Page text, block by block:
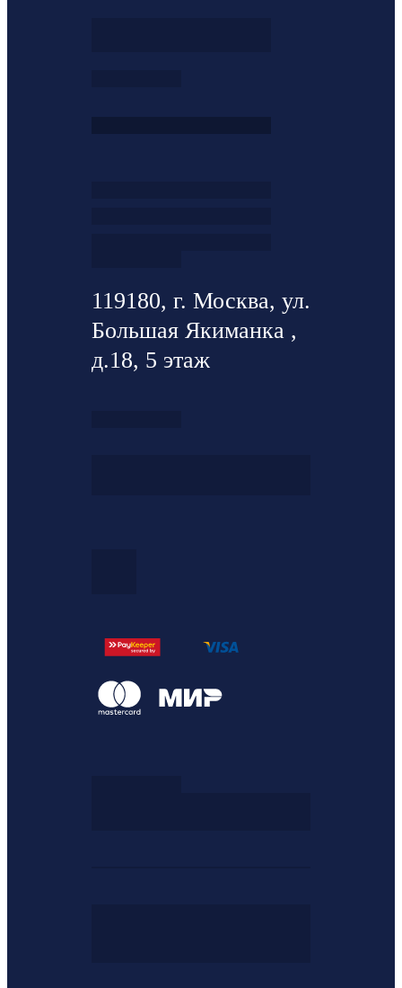
119180, г. Москва, ул.
Большая Якиманка ,
д.18, 5 этаж